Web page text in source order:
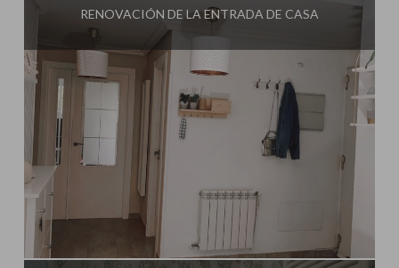
RENOVACIÓN DE LA ENTRADA DE CASA
Influencer: Mimo de Mami